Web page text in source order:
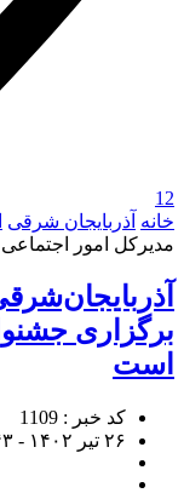
12
خانه آذربایجان شرقی
مدیرکل امور
برگزاری
است
کد خبر : 1109
۲۶ تیر ۱۴۰۲ - ۰:۴۳